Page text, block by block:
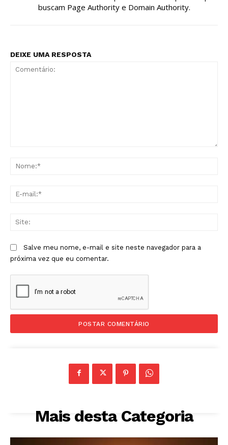
buscam Page Authority e Domain Authority.
DEIXE UMA RESPOSTA
Salve meu nome, e-mail e site neste navegador para a
próxima vez que eu comentar.
Mais desta Categoria